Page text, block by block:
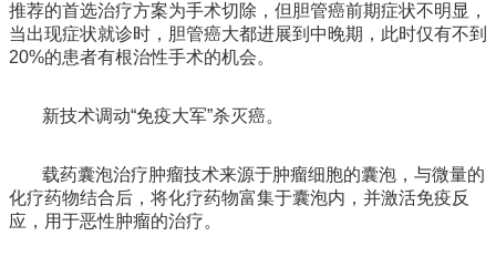
推荐的首选治疗方案为手术切除，但胆管癌前期症状不明显，
当出现症状就诊时，胆管癌大都进展到中晚期，此时仅有不到
20%的患者有根治性手术的机会。
新技术调动“免疫大军”杀灭癌。
载药囊泡治疗肿瘤技术来源于肿瘤细胞的囊泡，与微量的
化疗药物结合后，将化疗药物富集于囊泡内，并激活免疫反
应，用于恶性肿瘤的治疗。